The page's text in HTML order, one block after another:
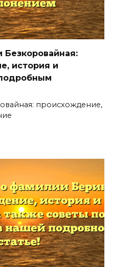
история и
происхождение,